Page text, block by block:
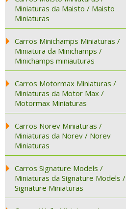
Miniaturas da Maisto / Maisto
Miniaturas
Carros Minichamps Miniaturas /
Miniatura da Minichamps /
Minichamps miniauturas
Carros Motormax Miniaturas /
Miniaturas da Motor Max /
Motormax Miniaturas
Carros Norev Miniaturas /
Miniaturas da Norev / Norev
Miniaturas
Carros Signature Models /
Miniaturas da Signature Models /
Signature Miniaturas